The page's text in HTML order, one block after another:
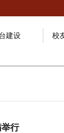
建设
校
行